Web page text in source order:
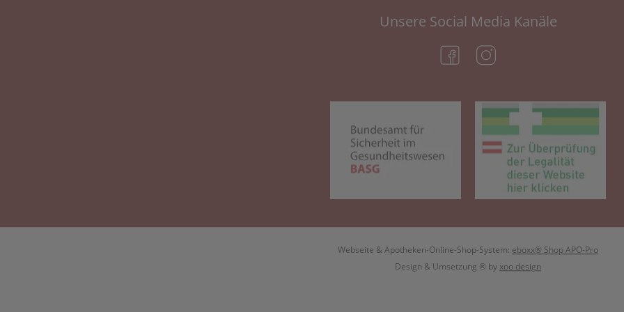
Unsere Social Media Kanäle
(öffnet in neuem Tab)
(öffnet in neuem Tab)
Webseite & Apotheken-Online-Shop-System: eboxx® Shop APO-Pro
Design & Umsetzung ® by xoo design